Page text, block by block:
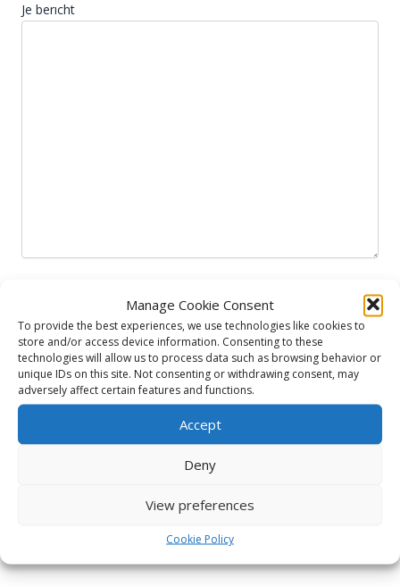
Manage Cookie Consent
To provide the best experiences, we use technologies like cookies to
store and/or access device information. Consenting to these
technologies will allow us to process data such as browsing behavior or
unique IDs on this site. Not consenting or withdrawing consent, may
adversely affect certain features and functions.
Accept
Deny
View preferences
Cookie Policy
Je berıcht
Luont Catering Utrecht
Mail:info@luont.nl
KvK nummer: 92184294